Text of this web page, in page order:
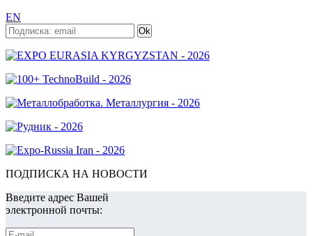
EN
ПОДПИСКА НА НОВОСТИ
Введите адрес Вашей
электронной почты: